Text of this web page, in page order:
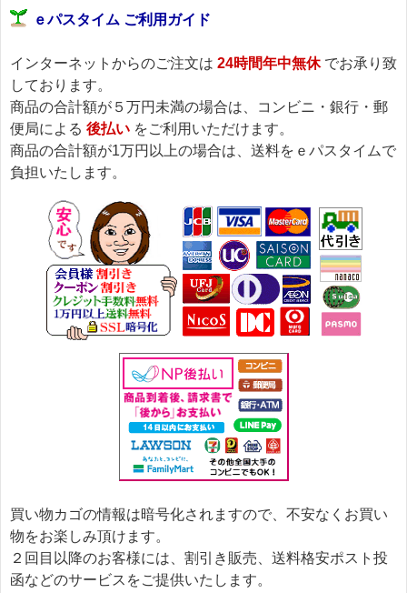
ｅパスタイム ご利用ガイド
インターネットからのご注文は 24時間年中無休でお承り致
しております。
商品の合計額が５万円未満の場合は、コンビニ・銀行・郵
便局による 後払い をご利用いただけます。
商品の合計額が1万円以上の場合は、送料をｅパスタイムで
負担いたします。
買い物カゴの情報は暗号化されますので、不安なくお買い
物をお楽しみ頂けます。
２回目以降のお客様には、割引き販売、送料格安ポスト投
函などのサービスをご提供いたします。